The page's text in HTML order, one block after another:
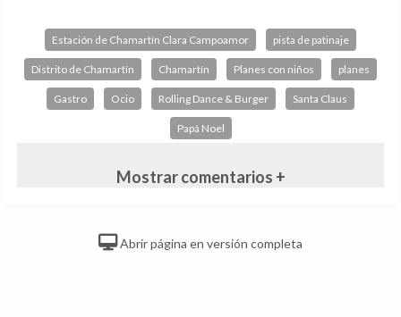
Estación de Chamartín Clara Campoamor pista de patinaje
Distrito de Chamartín Chamartín Planes con niños planes
Gastro Ocio Rolling Dance & Burger Santa Claus
Papá Noel
Mostrar comentarios +
Abrir página en versión completa